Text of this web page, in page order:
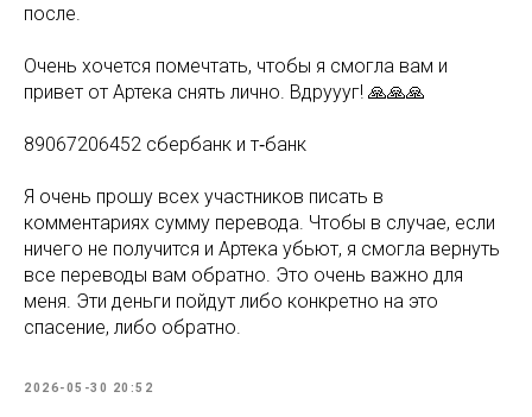
после.
Очень хочется помечтать, чтобы я смогла вам и
привет от Артека снять лично. Вдруууг! 🙏🙏🙏
89067206452 сбербанк и т‑банк
Я очень прошу всех участников писать в
комментариях сумму перевода. Чтобы в случае, если
ничего не получится и Артека убьют, я смогла вернуть
все переводы вам обратно. Это очень важно для
меня. Эти деньги пойдут либо конкретно на это
спасение, либо обратно.
2026-05-30 20:52